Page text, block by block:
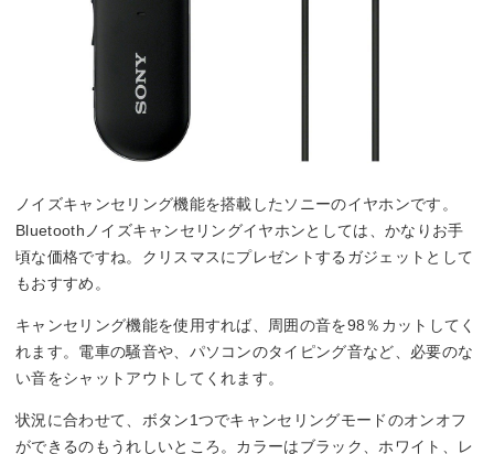
ノイズキャンセリング機能を搭載したソニーのイヤホンです。
Bluetoothノイズキャンセリングイヤホンとしては、かなりお手
頃な価格ですね。クリスマスにプレゼントするガジェットとして
もおすすめ。
キャンセリング機能を使用すれば、周囲の音を98％カットしてく
れます。電車の騒音や、パソコンのタイピング音など、必要のな
い音をシャットアウトしてくれます。
状況に合わせて、ボタン1つでキャンセリングモードのオンオフ
ができるのもうれしいところ。カラーはブラック、ホワイト、レ